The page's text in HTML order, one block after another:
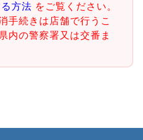
方法 をご覧ください。
手続きは店舗で行うこ
内の警察署又は交番ま